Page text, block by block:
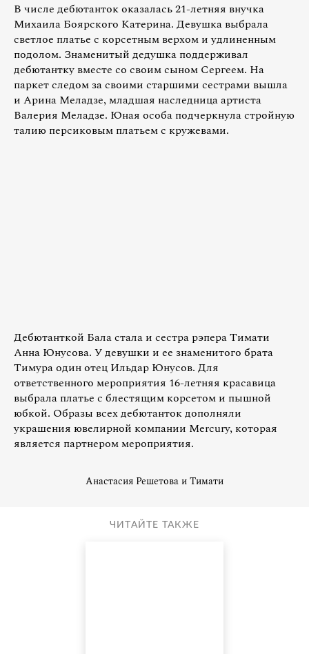
В числе дебютанток оказалась 21-летняя внучка
Михаила Боярского Катерина. Девушка выбрала
светлое платье с корсетным верхом и удлиненным
подолом. Знаменитый дедушка поддерживал
дебютантку вместе со своим сыном Сергеем. На
паркет следом за своими старшими сестрами вышла
и Арина Меладзе, младшая наследница артиста
Валерия Меладзе. Юная особа подчеркнула стройную
талию персиковым платьем с кружевами.
Дебютанткой Бала стала и сестра рэпера Тимати
Анна Юнусова. У девушки и ее знаменитого брата
Тимура один отец Ильдар Юнусов. Для
ответственного мероприятия 16-летняя красавица
выбрала платье с блестящим корсетом и пышной
юбкой. Образы всех дебютанток дополняли
украшения ювелирной компании Mercury, которая
является партнером мероприятия.
Анастасия Решетова и Тимати
ЧИТАЙТЕ ТАКЖЕ